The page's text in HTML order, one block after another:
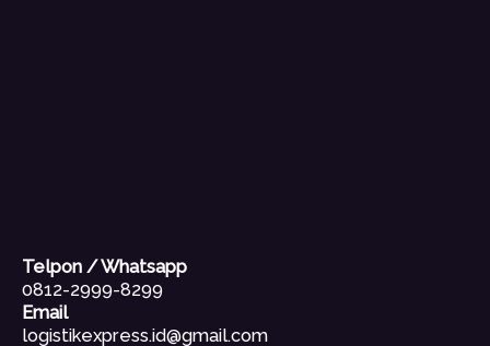
Telpon / Whatsapp
0812-2999-8299
Email
logistikexpress.id@gmail.com